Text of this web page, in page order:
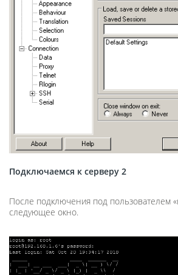
Подключаемся к серверу 2
После подключения под пользователем
следующее окно.